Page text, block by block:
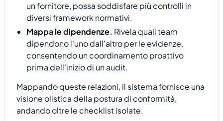
un fornitore, possa soddisfare più controlli in
diversi framework normativi.
Mappa le dipendenze. Rivela quali team
dipendono l'uno dall'altro per le evidenze,
consentendo un coordinamento proattivo
prima dell'inizio di un audit.
Mappando queste relazioni, il sistema fornisce una
visione olistica della postura di conformità,
andando oltre le checklist isolate.